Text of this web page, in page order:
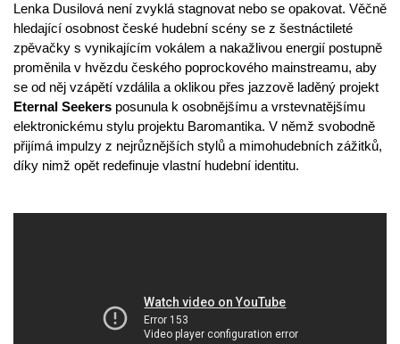
Lenka Dusilová není zvyklá stagnovat nebo se opakovat. Věčně
hledající osobnost české hudební scény se z šestnáctileté
zpěvačky s vynikajícím vokálem a nakažlivou energií postupně
proměnila v hvězdu českého poprockového mainstreamu, aby
se od něj vzápětí vzdálila a oklikou přes jazzově laděný projekt
Eternal Seekers posunula k osobnějšímu a vrstevnatějšímu
elektronickému stylu projektu Baromantika. V němž svobodně
přijímá impulzy z nejrůznějších stylů a mimohudebních zážitků,
díky nimž opět redefinuje vlastní hudební identitu.